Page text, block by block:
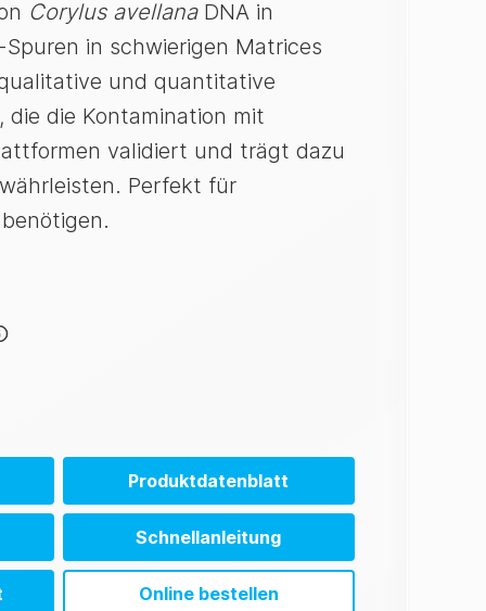
Corylus avellanaDNA in
in schwierigen Matrices
und quantitative
die Kontamination mit
validiert und trägt dazu
Perfekt für
Produktdatenblatt
Schnellanleitung
Online bestellen